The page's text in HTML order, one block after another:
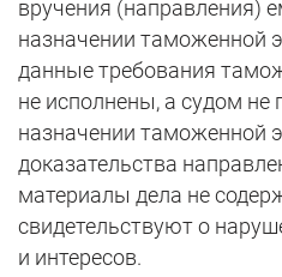
вручения (направления)
назначении таможенной
данные требования
не исполнены, а судом не
назначении таможенной
доказательства
материалы дела не
свидетельствуют о
и интересов.